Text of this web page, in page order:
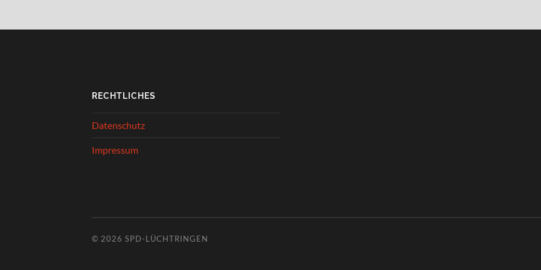
RECHTLICHES
Datenschutz
Impressum
© 2026 SPD-LÜCHTRINGEN